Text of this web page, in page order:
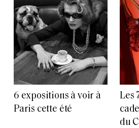
6 expositions à voir à
Paris cette été
Les
du